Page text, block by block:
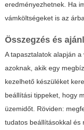
eredményezhetnek. Ha
vámköltségeket is az
Összegzés és
A tapasztalatok alapján a
azoknak, akik egy
kezelhető készüléket
beállítási tippeket, hogy
üzemidőt. Röviden:
tudatos beállításokkal és